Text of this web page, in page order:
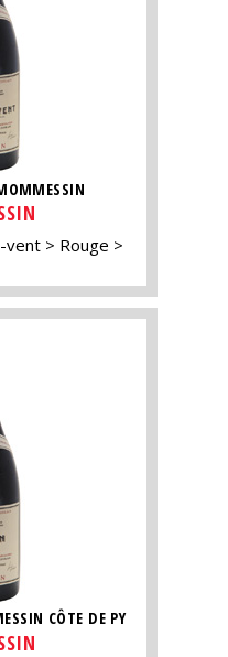
vent
Rouge
CÔTE DE PY